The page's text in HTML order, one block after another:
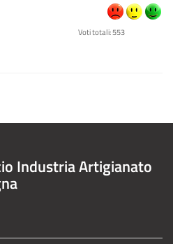
Voti totali: 553
Industria Artigianato